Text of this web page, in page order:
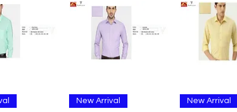
दृश्य त्वरित दृश्य
New Arrival त्वरित
New Arrival